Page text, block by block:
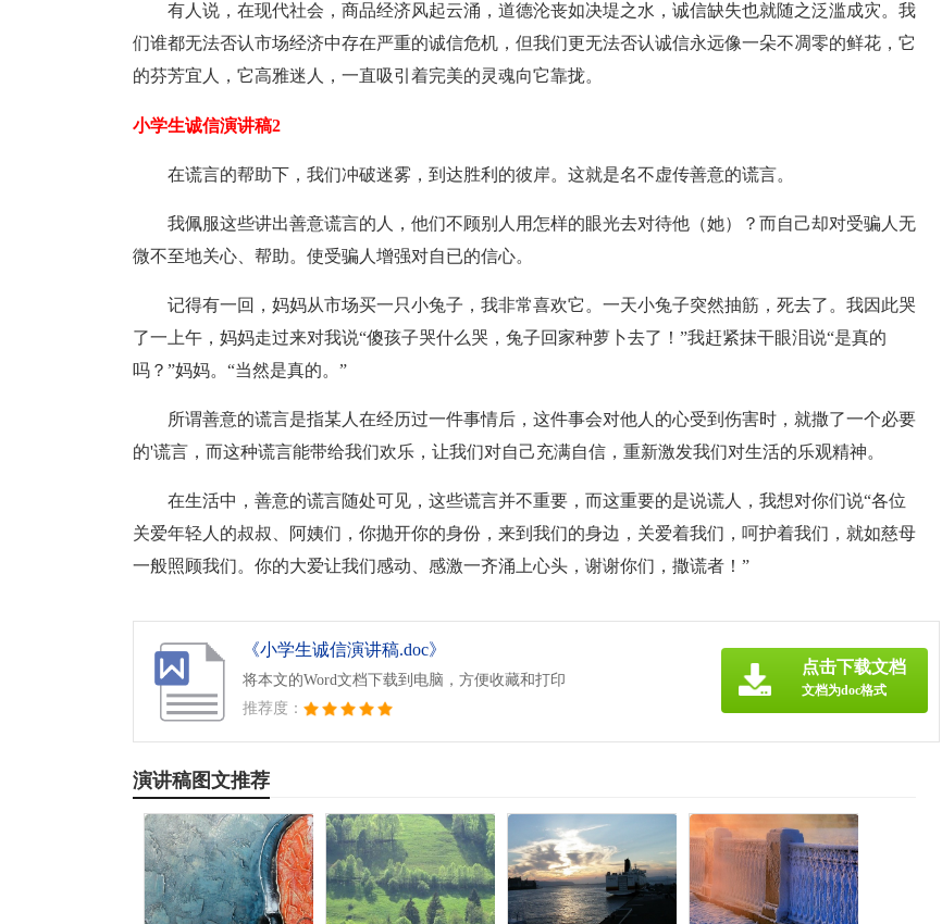
有人说，在现代社会，商品经济风起云涌，道德沦丧如决堤之水，诚信缺失也就随之泛滥成灾。我
们谁都无法否认市场经济中存在严重的诚信危机，但我们更无法否认诚信永远像一朵不凋零的鲜花，它
的芬芳宜人，它高雅迷人，一直吸引着完美的灵魂向它靠拢。
小学生诚信演讲稿2
在谎言的帮助下，我们冲破迷雾，到达胜利的彼岸。这就是名不虚传善意的谎言。
我佩服这些讲出善意谎言的人，他们不顾别人用怎样的眼光去对待他（她）？而自己却对受骗人无
微不至地关心、帮助。使受骗人增强对自已的信心。
记得有一回，妈妈从市场买一只小兔子，我非常喜欢它。一天小兔子突然抽筋，死去了。我因此哭
了一上午，妈妈走过来对我说“傻孩子哭什么哭，兔子回家种萝卜去了！”我赶紧抹干眼泪说“是真的
吗？”妈妈。“当然是真的。”
所谓善意的谎言是指某人在经历过一件事情后，这件事会对他人的心受到伤害时，就撒了一个必要
的'谎言，而这种谎言能带给我们欢乐，让我们对自己充满自信，重新激发我们对生活的乐观精神。
在生活中，善意的谎言随处可见，这些谎言并不重要，而这重要的是说谎人，我想对你们说“各位
关爱年轻人的叔叔、阿姨们，你抛开你的身份，来到我们的身边，关爱着我们，呵护着我们，就如慈母
一般照顾我们。你的大爱让我们感动、感激一齐涌上心头，谢谢你们，撒谎者！”
《小学生诚信演讲稿.doc》
将本文的Word文档下载到电脑，方便收藏和打印
推荐度：
点击下载文档
文档为doc格式
演讲稿图文推荐